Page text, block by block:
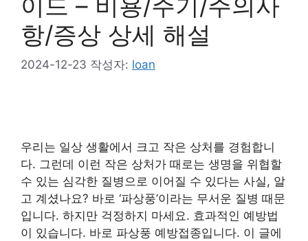
항/증상 상세 해설
2024-12-23 작성자: loan
우리는 일상 생활에서 크고 작은 상처를 경험합니
다. 그런데 이런 작은 상처가 때로는 생명을 위협할
수 있는 심각한 질병으로 이어질 수 있다는 사실, 알
고 계셨나요? 바로 ‘파상풍’이라는 무서운 질병 때문
입니다. 하지만 걱정하지 마세요. 효과적인 예방법
이 있습니다. 바로 파상풍 예방접종입니다. 이 글에